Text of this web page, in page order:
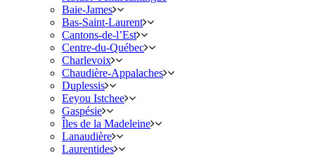
Baie-James
Bas-Saint-Laurent
Cantons-de-l’Est
Centre-du-Québec
Charlevoix
Chaudière-Appalaches
Duplessis
Eeyou Istchee
Gaspésie
Îles de la Madeleine
Lanaudière
Laurentides